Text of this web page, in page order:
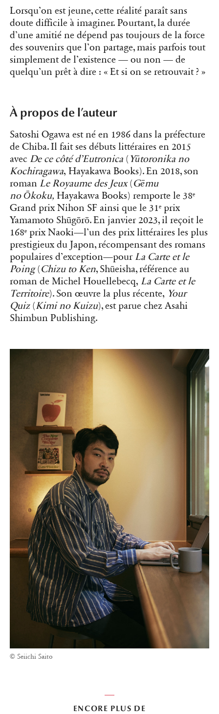
Lorsqu’on est jeune, cette réalité paraît sans
doute difficile à imaginer. Pourtant, la durée
d’une amitié ne dépend pas toujours de la force
des souvenirs que l’on partage, mais parfois tout
simplement de l’existence — ou non — de
quelqu’un prêt à dire : « Et si on se retrouvait ? »
À propos de l’auteur
Satoshi Ogawa est né en 1986 dans la préfecture
de Chiba. Il fait ses débuts littéraires en 2015
avec De ce côté d’Eutronica ( Yūtoronika no
Kochiragawa, Hayakawa Books). En 2018, son
roman Le Royaume des Jeux(Gēmu
no Ōkoku, Hayakawa Books) remporte le 38ᵉ
Grand prix Nihon SF ainsi que le 31ᵉ prix
Yamamoto Shūgōrō. En janvier 2023, il reçoit le
168ᵉ prix Naoki—l’un des prix littéraires les plus
prestigieux du Japon, récompensant des romans
populaires d’exception—pour La Carte et le
Poing(Chizu to Ken, Shūeisha, référence au
roman de Michel Houellebecq, La Carte et le
Territoire). Son œuvre la plus récente, Your
Quiz (Kimi no Kuizu), est parue chez Asahi
Shimbun Publishing.
© Seiichi Saito
ENCORE PLUS DE